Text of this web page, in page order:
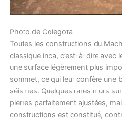
Photo de Colegota
Toutes les constructions du
classique inca, c’est-à-dire avec
une surface légèrement plus
sommet, ce qui leur confère une
séismes. Quelques rares murs
pierres parfaitement ajustées,
constructions est constitué,